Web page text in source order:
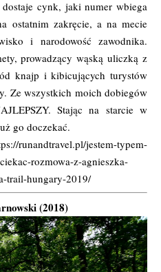
cynk, jaki numer wbiega
ostatnim zakręcie, a na mecie
i narodowość zawodnika.
prowadzący wąską uliczką z
knajp i kibicujących turystów
Ze wszystkich moich dobiegów
Stając na starcie w
go doczekać.
runandtravel.pl/jestem-typem-
rozmowa-z-agnieszka-
trail-hungary-2019/
(2018)